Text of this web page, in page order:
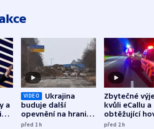
a
VIDEO
Ukrajina
buduje další
opevnění na hranici
s Běloruskem
před 1h
Zbytečné
kvůli eCallu a
obtěžující
zdržují
před 2h